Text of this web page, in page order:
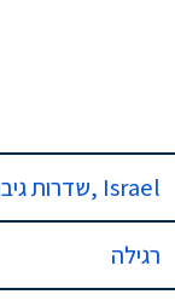
14 שדרות גיבורי ישראל, נתניה, Israel
רגילה